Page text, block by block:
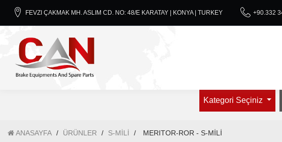
FEVZI ÇAKMAK MH. ASLIM CD. NO: 48/E KARATAY | KONYA | TURKEY +90.332
Kategori Seçiniz
ANASAYFA / ÜRÜNLER / S-MİLİ / MERITOR-ROR - S-MİLİ